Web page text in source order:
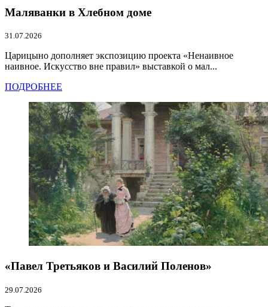
Маляванки в Хлебном доме
31.07.2026
Царицыно дополняет экспозицию проекта «Ненаивное
наивное. Искусство вне правил» выставкой о мал...
ПОДРОБНЕЕ
«Павел Третьяков и Василий Поленов»
29.07.2026